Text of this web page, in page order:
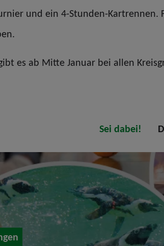
und ein 4-Stunden-Kartrennen.
es ab Mitte Januar bei allen
Sei dabei!